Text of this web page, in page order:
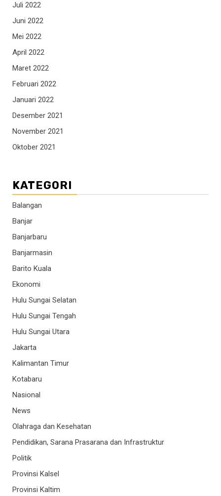
Juli 2022
Juni 2022
Mei 2022
April 2022
Maret 2022
Februari 2022
Januari 2022
Desember 2021
November 2021
Oktober 2021
KATEGORI
Balangan
Banjar
Banjarbaru
Banjarmasin
Barito Kuala
Ekonomi
Hulu Sungai Selatan
Hulu Sungai Tengah
Hulu Sungai Utara
Jakarta
Kalimantan Timur
Kotabaru
Nasional
News
Olahraga dan Kesehatan
Pendidikan, Sarana Prasarana dan Infrastruktur
Politik
Provinsi Kalsel
Provinsi Kaltim